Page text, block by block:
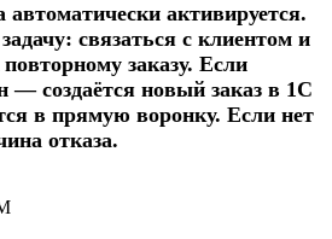
автоматически активируется.
связаться с клиентом и
заказу. Если
— создаётся новый заказ в 1С
в прямую воронку. Если нет
отказа.